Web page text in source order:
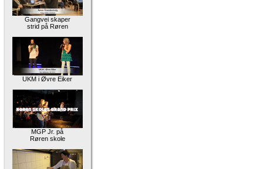
Gangvei skaper
strid på Røren
UKM i Øvre Eiker
MGP Jr. på
Røren skole